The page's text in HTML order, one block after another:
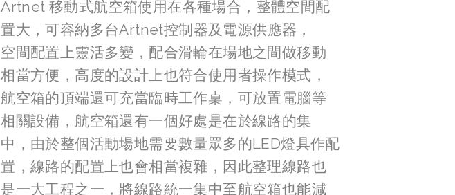
Artnet 移動式航空箱使用在各種場合，整體空間配
置大，可容納多台Artnet控制器及電源供應器，
空間配置上靈活多變，配合滑輪在場地之間做移動
相當方便，高度的設計上也符合使用者操作模式，
航空箱的頂端還可充當臨時工作桌，可放置電腦等
相關設備，航空箱還有一個好處是在於線路的集
中，由於整個活動場地需要數量眾多的LED燈具作配
置，線路的配置上也會相當複雜，因此整理線路也
是一大工程之一，將線路統一集中至航空箱也能減